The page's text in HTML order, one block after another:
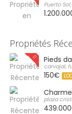
Puerto
Propriétés
Pieds
carvajal,
150€
plaza